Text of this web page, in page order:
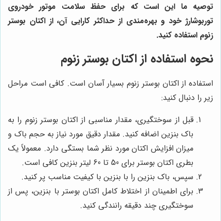
توصیه ما این است که برای حفظ سلامت موتور خودروی
توربوشارژ خود و بهره‌مندی از حداکثر کارایی آن، از اکتان بوستر
زنوم استفاده کنید.
نحوه استفاده از اکتان بوستر زنوم
استفاده از اکتان بوستر زنوم بسیار آسان است. کافی است مراحل
زیر را دنبال کنید:
قبل از سوختگیری، مقدار مناسبی از اکتان بوستر زنوم را به
باک بنزین اضافه کنید. مقدار دقیق مورد نیاز به حجم باک و
میزان افزایش اکتان مورد نظر شما بستگی دارد. معمولاً یک
بطری اکتان بوستر برای 50 تا 60 لیتر بنزین کافی است.
سپس، باک بنزین را با بنزین با کیفیت مناسب پر کنید.
برای اطمینان از اختلاط کامل اکتان بوستر با بنزین، پس از
سوختگیری چند دقیقه رانندگی کنید.